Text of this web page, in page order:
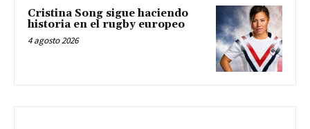
Cristina Song sigue haciendo
historia en el rugby europeo
4 agosto 2026